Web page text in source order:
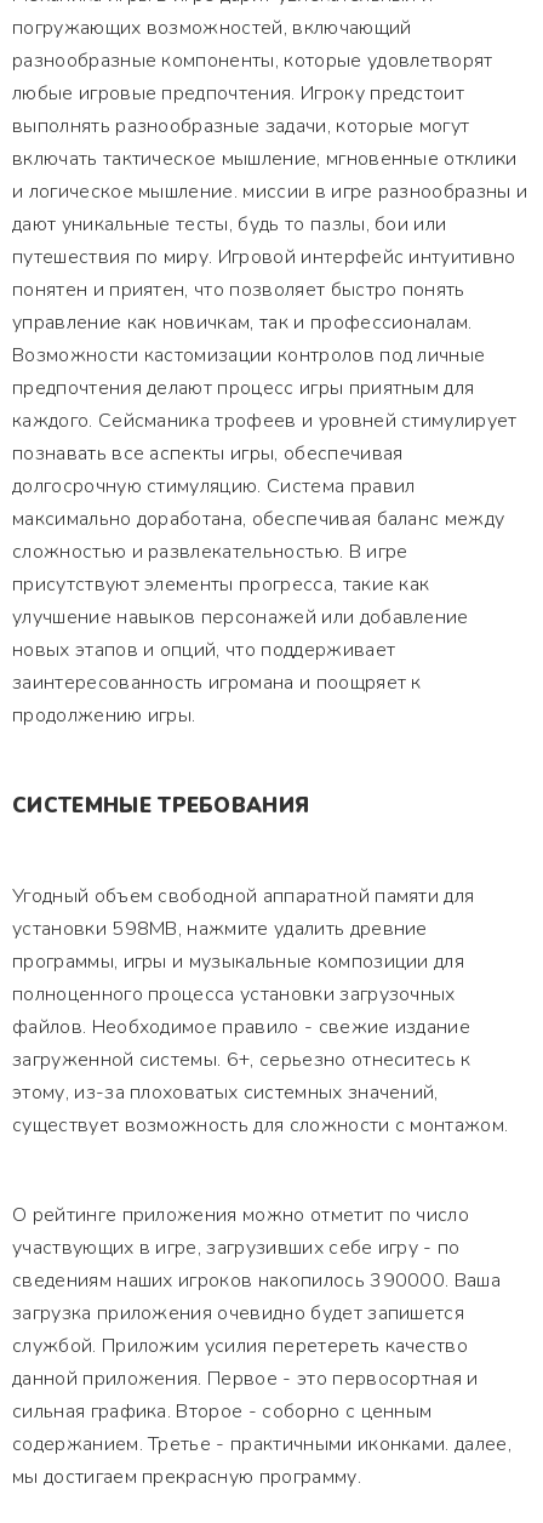
погружающих возможностей, включающий
разнообразные компоненты, которые удовлетворят
любые игровые предпочтения. Игроку предстоит
выполнять разнообразные задачи, которые могут
включать тактическое мышление, мгновенные отклики
и логическое мышление. миссии в игре разнообразны и
дают уникальные тесты, будь то пазлы, бои или
путешествия по миру. Игровой интерфейс интуитивно
понятен и приятен, что позволяет быстро понять
управление как новичкам, так и профессионалам.
Возможности кастомизации контролов под личные
предпочтения делают процесс игры приятным для
каждого. Сейсманика трофеев и уровней стимулирует
познавать все аспекты игры, обеспечивая
долгосрочную стимуляцию. Система правил
максимально доработана, обеспечивая баланс между
сложностью и развлекательностью. В игре
присутствуют элементы прогресса, такие как
улучшение навыков персонажей или добавление
новых этапов и опций, что поддерживает
заинтересованность игромана и поощряет к
продолжению игры.
СИСТЕМНЫЕ ТРЕБОВАНИЯ
Угодный объем свободной аппаратной памяти для
установки 598MB, нажмите удалить древние
программы, игры и музыкальные композиции для
полноценного процесса установки загрузочных
файлов. Необходимое правило - свежие издание
загруженной системы. 6+, серьезно отнеситесь к
этому, из-за плоховатых системных значений,
существует возможность для сложности с монтажом.
О рейтинге приложения можно отметит по число
участвующих в игре, загрузивших себе игру - по
сведениям наших игроков накопилось 390000. Ваша
загрузка приложения очевидно будет запишется
службой. Приложим усилия перетереть качество
данной приложения. Первое - это первосортная и
сильная графика. Второе - соборно с ценным
содержанием. Третье - практичными иконками. далее,
мы достигаем прекрасную программу.